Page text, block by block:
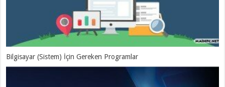
Bilgisayar (Sistem) İçin Gereken Programlar